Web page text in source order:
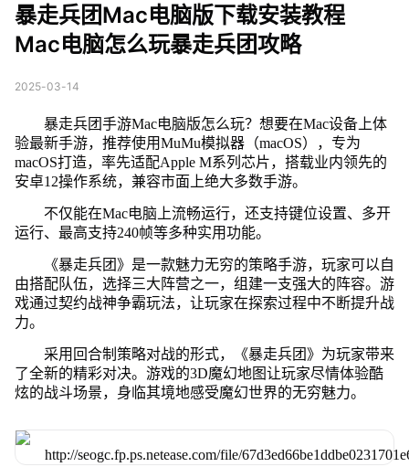
暴走兵团Mac电脑版下载安装教程
Mac电脑怎么玩暴走兵团攻略
2025-03-14
暴走兵团手游Mac电脑版怎么玩？想要在Mac设备上体
验最新手游，推荐使用MuMu模拟器（macOS），专为
macOS打造，率先适配Apple M系列芯片，搭载业内领先的
安卓12操作系统，兼容市面上绝大多数手游。
不仅能在Mac电脑上流畅运行，还支持键位设置、多开
运行、最高支持240帧等多种实用功能。
《暴走兵团》是一款魅力无穷的策略手游，玩家可以自
由搭配队伍，选择三大阵营之一，组建一支强大的阵容。游
戏通过契约战神争霸玩法，让玩家在探索过程中不断提升战
力。
采用回合制策略对战的形式，《暴走兵团》为玩家带来
了全新的精彩对决。游戏的3D魔幻地图让玩家尽情体验酷
炫的战斗场景，身临其境地感受魔幻世界的无穷魅力。